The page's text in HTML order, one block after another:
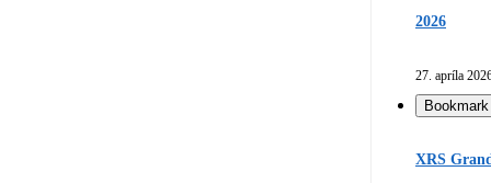
2026
27. apríla
Bookmark
XRS